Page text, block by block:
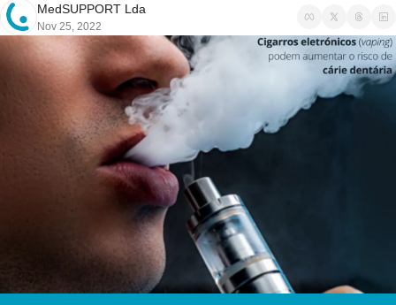
MedSUPPORT Lda
Nov 25, 2022